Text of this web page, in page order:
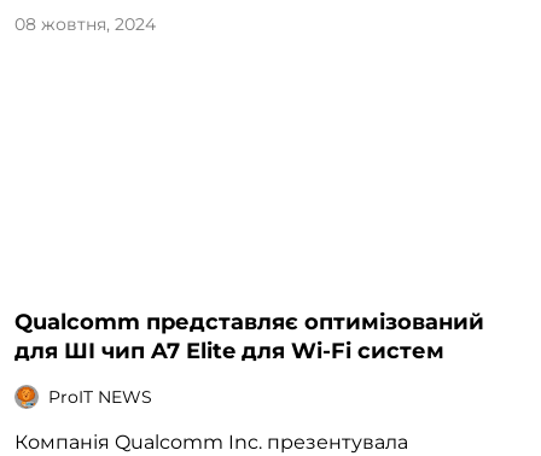
08 жовтня, 2024
Qualcomm представляє оптимізований
для ШІ чип A7 Elite для Wi-Fi систем
ProIT NEWS
Компанія Qualcomm Inc. презентувала